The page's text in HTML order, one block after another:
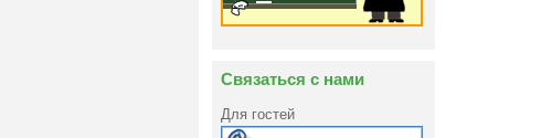
Связаться с нами
Для гостей